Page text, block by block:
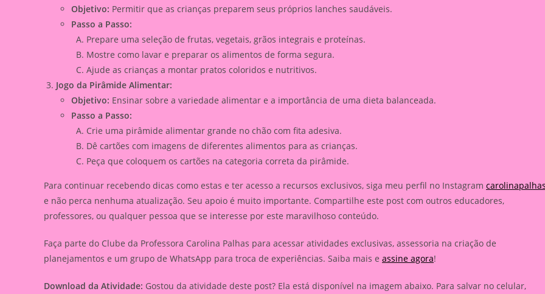
Objetivo: Permitir que as crianças preparem seus próprios lanches saudáveis.
Passo a Passo:
Prepare uma seleção de frutas, vegetais, grãos integrais e proteínas.
Mostre como lavar e preparar os alimentos de forma segura.
Ajude as crianças a montar pratos coloridos e nutritivos.
Jogo da Pirâmide Alimentar:
Objetivo: Ensinar sobre a variedade alimentar e a importância de uma dieta balanceada.
Passo a Passo:
Crie uma pirâmide alimentar grande no chão com fita adesiva.
Dê cartões com imagens de diferentes alimentos para as crianças.
Peça que coloquem os cartões na categoria correta da pirâmide.
Para continuar recebendo dicas como estas e ter acesso a recursos exclusivos, siga meu perfil no Instagram
e não perca nenhuma atualização. Seu apoio é muito importante. Compartilhe este post com outros educadores,
professores, ou qualquer pessoa que se interesse por este maravilhoso conteúdo.
Faça parte do Clube da Professora Carolina Palhas para acessar atividades exclusivas, assessoria na criação de
planejamentos e um grupo de WhatsApp para troca de experiências. Saiba mais e assine agora!
Download da Atividade: Gostou da atividade deste post? Ela está disponível na imagem abaixo. Para salvar no celular,